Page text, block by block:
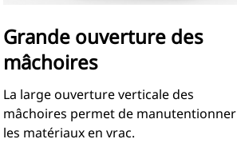
Grande ouverture des
mâchoires
La large ouverture verticale des
mâchoires permet de manutentionner
les matériaux en vrac.